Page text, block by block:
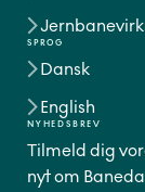
SPROG
Dansk
English
NYHEDSBREV
Tilmeld dig
nyt om